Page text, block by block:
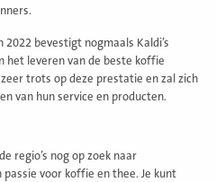
bevestigt nogmaals Kaldi’s
het leveren van de beste koffie
trots op deze prestatie en zal zich
van hun service en producten.
regio’s nog op zoek naar
voor koffie en thee. Je kunt